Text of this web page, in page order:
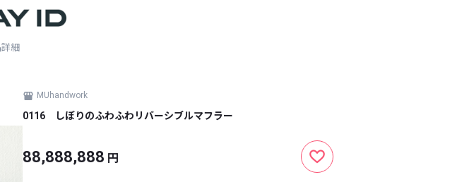
細
MUhandwork
0116 しぼりのふわふわリバーシブルマフラー
88,888,888 円